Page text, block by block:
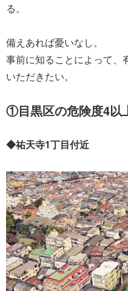
る。
備えあれば憂いなし。
事前に知ることによって、
いただきたい。
①目黒区の危険度4以
◆祐天寺1丁目付近